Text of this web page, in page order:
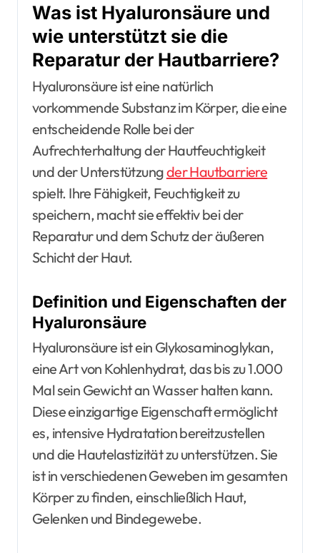
Was ist Hyaluronsäure und
wie unterstützt sie die
Reparatur der Hautbarriere?
Hyaluronsäure ist eine natürlich
vorkommende Substanz im Körper, die eine
entscheidende Rolle bei der
Aufrechterhaltung der Hautfeuchtigkeit
und der Unterstützungder Hautbarriere
spielt. Ihre Fähigkeit, Feuchtigkeit zu
speichern, macht sie effektiv bei der
Reparatur und dem Schutz der äußeren
Schicht der Haut.
Definition und Eigenschaften der
Hyaluronsäure
Hyaluronsäure ist ein Glykosaminoglykan,
eine Art von Kohlenhydrat, das bis zu 1.000
Mal sein Gewicht an Wasser halten kann.
Diese einzigartige Eigenschaft ermöglicht
es, intensive Hydratation bereitzustellen
und die Hautelastizität zu unterstützen. Sie
ist in verschiedenen Geweben im gesamten
Körper zu finden, einschließlich Haut,
Gelenken und Bindegewebe.